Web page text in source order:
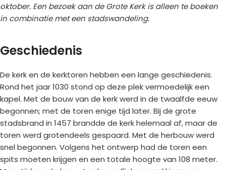
oktober. Een bezoek aan de Grote Kerk is alleen te boeken
in combinatie met een stadswandeling.
Geschiedenis
De kerk en de kerktoren hebben een lange geschiedenis.
Rond het jaar 1030 stond op deze plek vermoedelijk een
kapel. Met de bouw van de kerk werd in de twaalfde eeuw
begonnen; met de toren enige tijd later. Bij de grote
stadsbrand in 1457 brandde de kerk helemaal af, maar de
toren werd grotendeels gespaard. Met de herbouw werd
snel begonnen. Volgens het ontwerp had de toren een
spits moeten krijgen en een totale hoogte van 108 meter.